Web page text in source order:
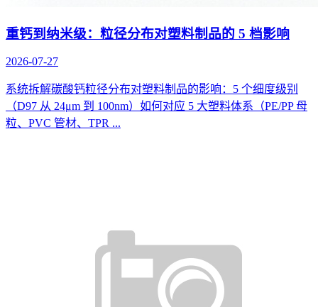
重钙到纳米级：粒径分布对塑料制品的 5 档影响
2026-07-27
系统拆解碳酸钙粒径分布对塑料制品的影响：5 个细度级别
（D97 从 24μm 到 100nm）如何对应 5 大塑料体系（PE/PP 母
粒、PVC 管材、TPR ...